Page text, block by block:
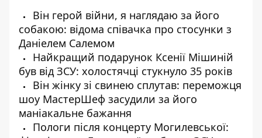
Він герой війни, я наглядаю за його
собакою: відома співачка про стосунки з
Даніелем Салемом
Найкращий подарунок Ксенії Мішиній
був від ЗСУ: холостячці стукнуло 35 років
Він жінку зі свинею сплутав: переможця
шоу МастерШеф засудили за його
маніакальне бажання
Пологи після концерту Могилевської: